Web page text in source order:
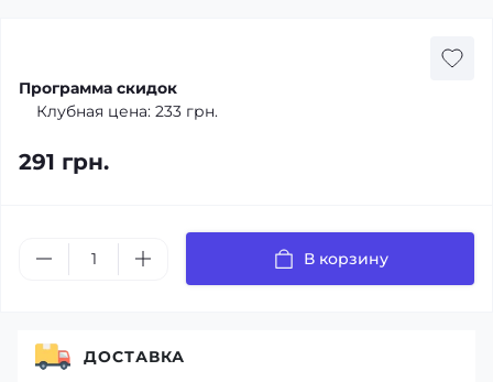
Программа скидок
Клубная цена: 233 грн.
291 грн.
В корзину
ДОСТАВКА